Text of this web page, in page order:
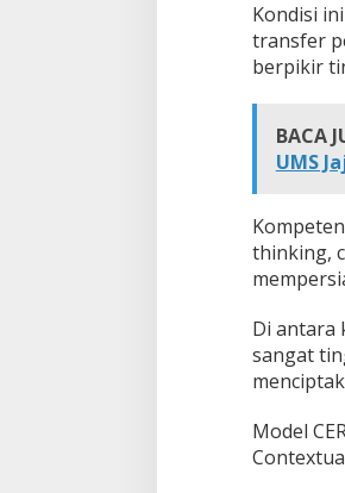
Kondisi
transfer
berpikir
BACA
UMS
thinking,
Di antara
sangat
Model